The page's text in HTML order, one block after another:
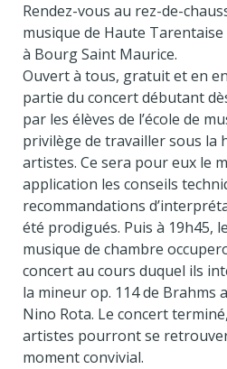
Rendez-vous au rez-de-
musique de Haute
à Bourg Saint Maurice.
Ouvert à tous, gratuit et en
partie du concert débutant
par les élèves de l’école de
privilège de travailler sous la
artistes. Ce sera pour eux le
application les conseils
recommandations
été prodigués. Puis à 19h45,
musique de chambre
concert au cours duquel ils
la mineur op. 114 de Brahms
Nino Rota. Le concert
artistes pourront se
moment convivial.